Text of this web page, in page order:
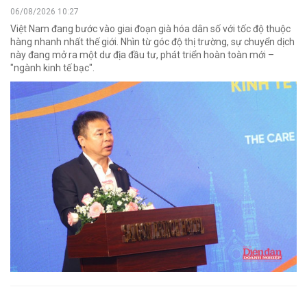
06/08/2026 10:27
Việt Nam đang bước vào giai đoạn già hóa dân số với tốc độ thuộc
hàng nhanh nhất thế giới. Nhìn từ góc độ thị trường, sự chuyển dịch
này đang mở ra một dư địa đầu tư, phát triển hoàn toàn mới –
"ngành kinh tế bạc".